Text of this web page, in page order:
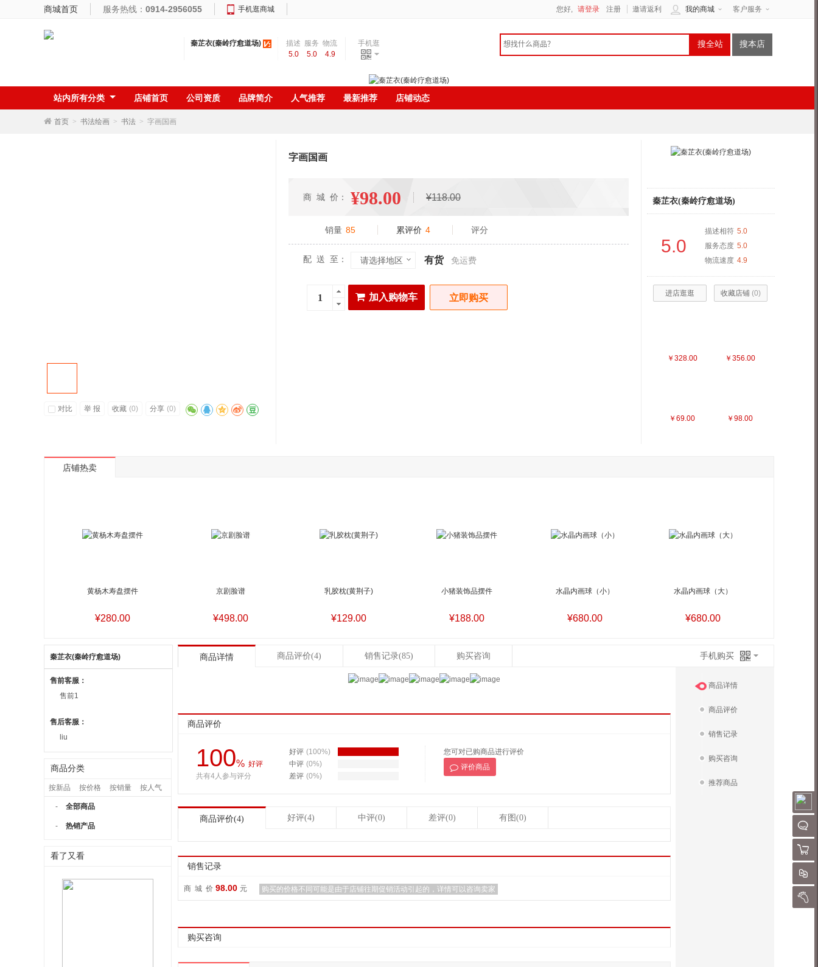
QQ
购物
对
我的
商城首页 服务热线： 0914-2956055 手机逛商城 客户服务
我的商城
您好, 请登录 注册 邀请返利
秦芷衣(秦岭疗愈道场)
描述
相符
5.0
服务
态度
5.0
物流
速度
4.9
手机逛 搜全站 搜本店
站内所有分类 店铺首页 公司资质 品牌简介 人气推荐 最新推荐 店铺动态
首页 > 书法绘画 > 书法 > 字画国画
字画国画
商 城 价： ¥98.00 ¥118.00
销量 85 累评价 4 评分
配 送 至： 请选择地区 有货 免运费
加入购物车 立即购买
对比 举 报 收藏 (0) 分享 (0)
秦芷衣(秦岭疗愈道场)
5.0
描述相符 5.0
服务态度 5.0
物流速度 4.9
进店逛逛 收藏店铺 (0)
￥328.00 ￥356.00
￥69.00 ￥98.00
店铺热卖
黄杨木寿盘摆件
¥280.00
京剧脸谱
¥498.00
乳胶枕(黄荆子)
¥129.00
小猪装饰品摆件
¥188.00
水晶内画球（小）
¥680.00
水晶内画球（大）
¥680.00
商品详情 商品评价(4) 销售记录(85) 购买咨询 手机购买
商品详情
商品评价
销售记录
购买咨询
推荐商品
商品评价
100% 好评
共有4人参与评分
好评 (100%)
中评 (0%)
差评 (0%)
您可对已购商品进行评价
评价商品
商品评价(4) 好评(4) 中评(0) 差评(0) 有图(0)
销售记录
商 城 价 98.00 元 购买的价格不同可能是由于店铺往期促销活动引起的，详情可以咨询卖家
购买咨询
秦芷衣(秦岭疗愈道场)
售前客服：
售前1
售后客服：
liu
商品分类
按新品 按价格 按销量 按人气
- 全部商品
- 热销产品
看了又看